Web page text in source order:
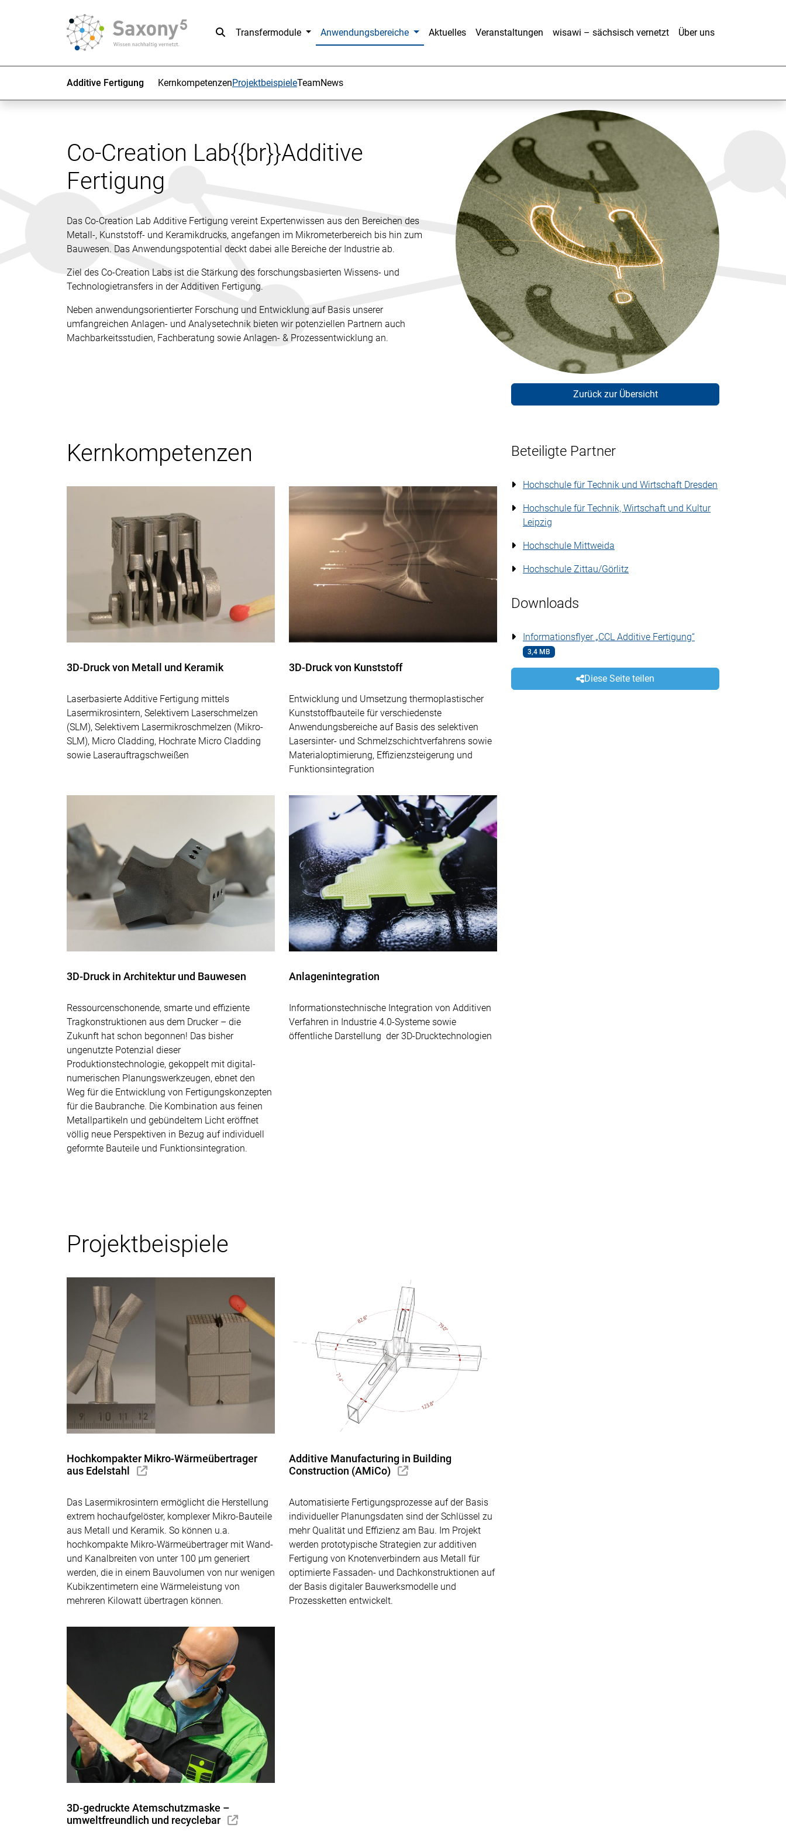
SucheTransfermodule Anwendungsbereiche Aktuelles Veranstaltungen wisawi – sächsisch vernetzt Über uns
Additive Fertigung KernkompetenzenProjektbeispieleTeamNews
Co-Creation Lab{{br}}Additive
Fertigung
Das Co-Creation Lab Additive Fertigung vereint Expertenwissen aus den Bereichen des
Metall-, Kunststoff- und Keramikdrucks, angefangen im Mikrometerbereich bis hin zum
Bauwesen. Das Anwendungspotential deckt dabei alle Bereiche der Industrie ab.
Ziel des Co-Creation Labs ist die Stärkung des forschungsbasierten Wissens- und
Technologietransfers in der Additiven Fertigung.
Neben anwendungsorientierter Forschung und Entwicklung auf Basis unserer
umfangreichen Anlagen- und Analysetechnik bieten wir potenziellen Partnern auch
Machbarkeitsstudien, Fachberatung sowie Anlagen- & Prozessentwicklung an.
Kernkompetenzen
3D-Druck von Metall und Keramik
Laserbasierte Additive Fertigung mittels
Lasermikrosintern, Selektivem Laserschmelzen
(SLM), Selektivem Lasermikroschmelzen (Mikro-
SLM), Micro Cladding, Hochrate Micro Cladding
sowie Laserauftragschweißen
3D-Druck von Kunststoff
Entwicklung und Umsetzung thermoplastischer
Kunststoffbauteile für verschiedenste
Anwendungsbereiche auf Basis des selektiven
Lasersinter- und Schmelzschichtverfahrens sowie
Materialoptimierung, Effizienzsteigerung und
Funktionsintegration
3D-Druck in Architektur und Bauwesen
Ressourcenschonende, smarte und effiziente
Tragkonstruktionen aus dem Drucker – die
Zukunft hat schon begonnen! Das bisher
ungenutzte Potenzial dieser
Produktionstechnologie, gekoppelt mit digital-
numerischen Planungswerkzeugen, ebnet den
Weg für die Entwicklung von Fertigungskonzepten
für die Baubranche. Die Kombination aus feinen
Metallpartikeln und gebündeltem Licht eröffnet
völlig neue Perspektiven in Bezug auf individuell
geformte Bauteile und Funktionsintegration.
Anlagenintegration
Informationstechnische Integration von Additiven
Verfahren in Industrie 4.0-Systeme sowie
öffentliche Darstellung der 3D-Drucktechnologien
Projektbeispiele
Hochkompakter Mikro-Wärmeübertrager
aus Edelstahl
Das Lasermikrosintern ermöglicht die Herstellung
extrem hochaufgelöster, komplexer Mikro-Bauteile
aus Metall und Keramik. So können u.a.
hochkompakte Mikro-Wärmeübertrager mit Wand-
und Kanalbreiten von unter 100 µm generiert
werden, die in einem Bauvolumen von nur wenigen
Kubikzentimetern eine Wärmeleistung von
mehreren Kilowatt übertragen können.
Additive Manufacturing in Building
Construction (AMiCo)
Automatisierte Fertigungsprozesse auf der Basis
individueller Planungsdaten sind der Schlüssel zu
mehr Qualität und Effizienz am Bau. Im Projekt
werden prototypische Strategien zur additiven
Fertigung von Knotenverbindern aus Metall für
optimierte Fassaden- und Dachkonstruktionen auf
der Basis digitaler Bauwerksmodelle und
Prozessketten entwickelt.
3D-gedruckte Atemschutzmaske –
umweltfreundlich und recyclebar
Zurück zur Übersicht
Beteiligte Partner
Hochschule für Technik und Wirtschaft Dresden
Hochschule für Technik, Wirtschaft und Kultur
Leipzig
Hochschule Mittweida
Hochschule Zittau/Görlitz
Downloads
Informationsflyer „CCL Additive Fertigung“
3,4 MB
Diese Seite teilen